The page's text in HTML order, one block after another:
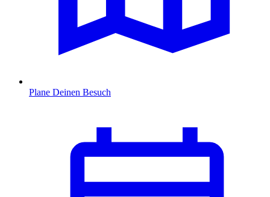
Plane Deinen Besuch